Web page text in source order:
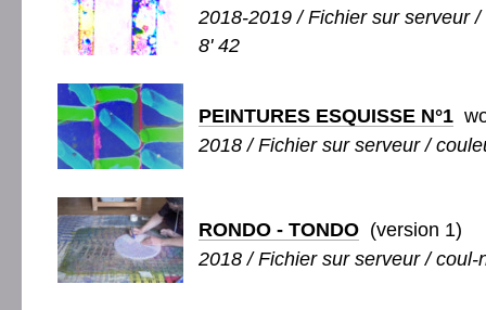
2018-2019 / Fichier sur serveur
8' 42
PEINTURES ESQUISSE N°1
2018 / Fichier sur serveur /
RONDO - TONDO (version 1)
2018 / Fichier sur serveur / coul-